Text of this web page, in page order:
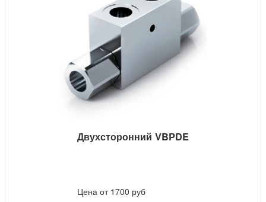
Двухсторонний VBPDE
Цена от 1700 руб